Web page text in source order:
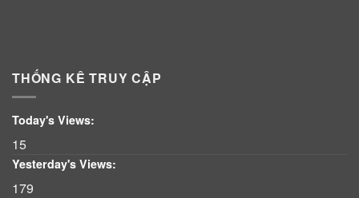
THỐNG KÊ TRUY CẬP
Today's Views:
15
Yesterday's Views:
179